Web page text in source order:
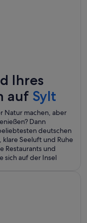
Ihres
auf Sylt
Natur machen, aber
Dann
deutschen
klare Seeluft und Ruhe
Restaurants und
sich auf der Insel